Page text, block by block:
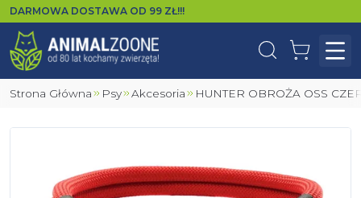
DARMOWA DOSTAWA OD 99 ZŁ!!!
WyszukajKoszyk
Strona Główna Psy Akcesoria HUNTER OBROŻA OSS